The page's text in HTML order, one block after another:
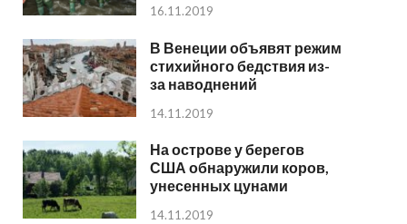
16.11.2019
В Венеции объявят режим
стихийного бедствия из-
за наводнений
14.11.2019
На острове у берегов
США обнаружили коров,
унесенных цунами
14.11.2019